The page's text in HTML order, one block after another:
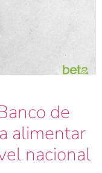
de
alimentar
nacional